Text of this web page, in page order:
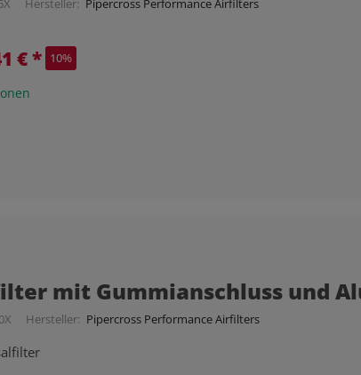
€* 10%
mit Gummianschluss und
Hersteller: Pipercross Performance Airfilters